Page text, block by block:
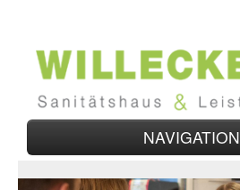
NAVIGATION
Home